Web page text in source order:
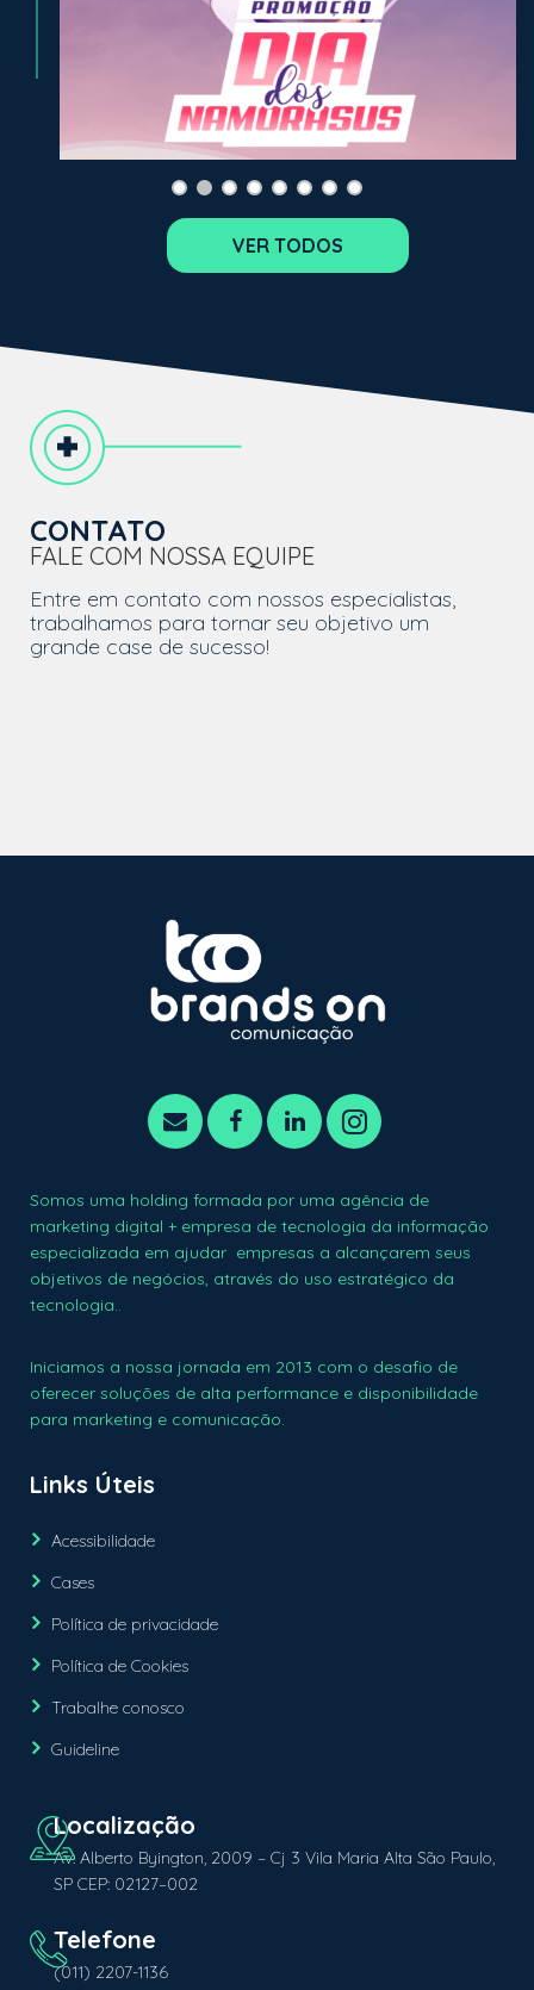
VER TODOS
CONTATO
FALE COM NOSSA EQUIPE
Entre em contato com nossos especialistas,
trabalhamos para tornar seu objetivo um
grande case de sucesso!
Somos uma holding formada por uma agência de
marketing digital + empresa de tecnologia da informação
especializada em ajudar empresas a alcançarem seus
objetivos de negócios, através do uso estratégico da
tecnologia..
Iniciamos a nossa jornada em 2013 com o desafio de
oferecer soluções de alta performance e disponibilidade
para marketing e comunicação.
Links Úteis
Acessibilidade
Cases
Política de privacidade
Política de Cookies
Trabalhe conosco
Guideline
Av. Alberto Byington, 2009 – Cj 3 Vila Maria Alta São Paulo,
SP CEP: 02127–002
(011) 2207-1136